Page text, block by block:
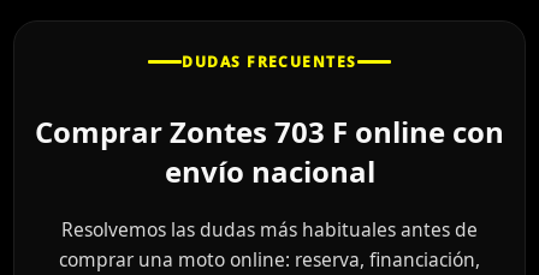
DUDAS FRECUENTES
Comprar Zontes 703 F online con
envío nacional
Resolvemos las dudas más habituales antes de
comprar una moto online: reserva, financiación,